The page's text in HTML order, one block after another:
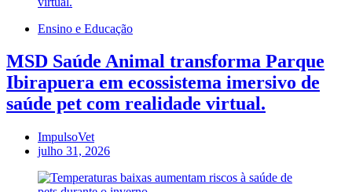
Ensino e Educação
MSD Saúde Animal transforma Parque
Ibirapuera em ecossistema imersivo de
saúde pet com realidade virtual.
ImpulsoVet
julho 31, 2026